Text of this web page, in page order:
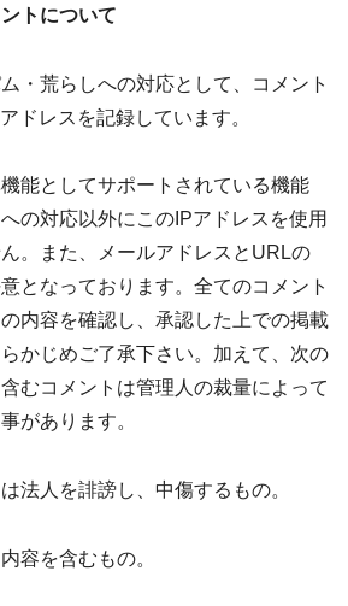
トについて
・荒らしへの対応として、コメント
ドレスを記録しています。
能としてサポートされている機能
の対応以外にこのIPアドレスを使用
。また、メールアドレスとURLの
となっております。全てのコメント
内容を確認し、承認した上での掲載
かじめご了承下さい。加えて、次の
むコメントは管理人の裁量によって
があります。
法人を誹謗し、中傷するもの。
容を含むもの。